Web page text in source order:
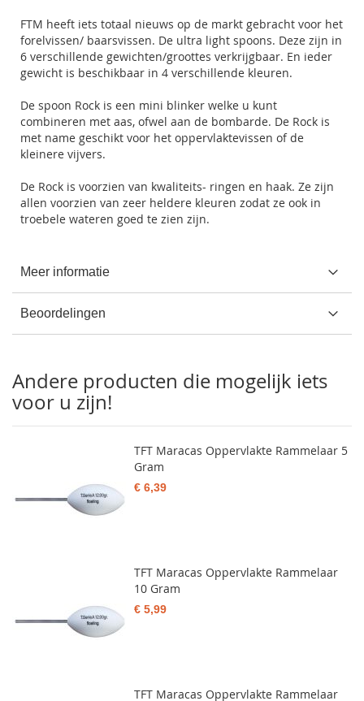
FTM heeft iets totaal nieuws op de markt gebracht voor het
forelvissen/ baarsvissen. De ultra light spoons. Deze zijn in
6 verschillende gewichten/groottes verkrijgbaar. En ieder
gewicht is beschikbaar in 4 verschillende kleuren.
De spoon Rock is een mini blinker welke u kunt
combineren met aas, ofwel aan de bombarde. De Rock is
met name geschikt voor het oppervlaktevissen of de
kleinere vijvers.
De Rock is voorzien van kwaliteits- ringen en haak. Ze zijn
allen voorzien van zeer heldere kleuren zodat ze ook in
troebele wateren goed te zien zijn.
Meer informatie
Beoordelingen
Andere producten die mogelijk iets
voor u zijn!
TFT Maracas Oppervlakte Rammelaar 5
Gram
€ 6,39
TFT Maracas Oppervlakte Rammelaar
10 Gram
€ 5,99
TFT Maracas Oppervlakte Rammelaar